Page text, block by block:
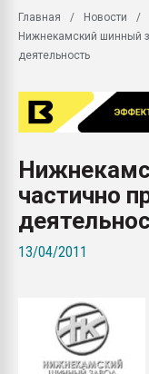
Главная
Новости
Нижнекамский шинный
деятельность
частично
13/04/2011